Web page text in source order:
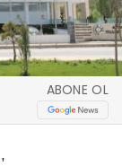
ABONE OL